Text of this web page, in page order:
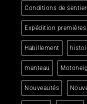
Conditions de
Expédition
Habillement
manteau
Nouveautés